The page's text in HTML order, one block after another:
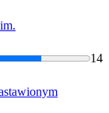
.
14